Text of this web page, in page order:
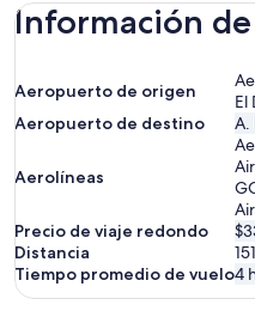
Información
Aeropuerto de origen
El
Aeropuerto de destino
A.
Aerolíneas
Precio de viaje redondo
Distancia
Tiempo promedio de vuelo4